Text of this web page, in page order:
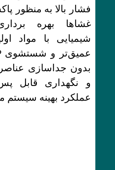
فشار بالا به منظور
غشاها بهره
شیمیایی با مواد
بدون جداسازی
و نگهداری قابل
عملکرد بهینه سیستم